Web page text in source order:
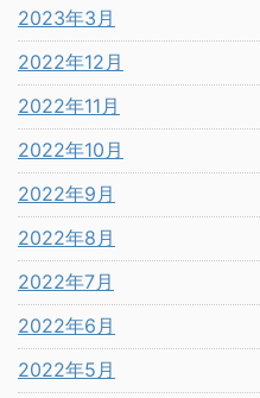
2023年3月
2022年12月
2022年11月
2022年10月
2022年9月
2022年8月
2022年7月
2022年6月
2022年5月